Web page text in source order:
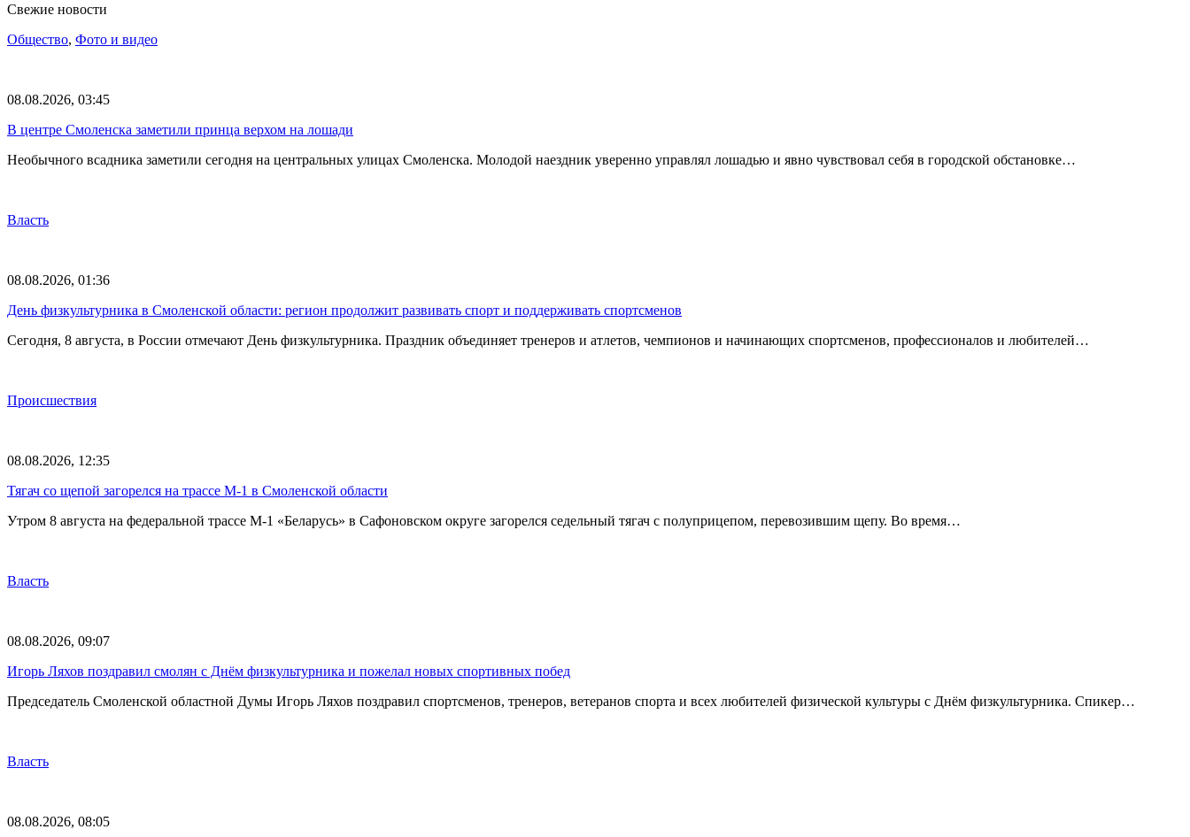
Свежие новости
Общество, Фото и видео
08.08.2026, 03:45
В центре Смоленска заметили принца верхом на лошади
Необычного всадника заметили сегодня на центральных улицах Смоленска. Молодой наездник уверенно управлял лошадью и явно чувствовал себя в городской обстановке…
Власть
08.08.2026, 01:36
День физкультурника в Смоленской области: регион продолжит развивать спорт и поддерживать спортсменов
Сегодня, 8 августа, в России отмечают День физкультурника. Праздник объединяет тренеров и атлетов, чемпионов и начинающих спортсменов, профессионалов и любителей…
Происшествия
08.08.2026, 12:35
Тягач со щепой загорелся на трассе М-1 в Смоленской области
Утром 8 августа на федеральной трассе М-1 «Беларусь» в Сафоновском округе загорелся седельный тягач с полуприцепом, перевозившим щепу. Во время…
Власть
08.08.2026, 09:07
Игорь Ляхов поздравил смолян с Днём физкультурника и пожелал новых спортивных побед
Председатель Смоленской областной Думы Игорь Ляхов поздравил спортсменов, тренеров, ветеранов спорта и всех любителей физической культуры с Днём физкультурника. Спикер…
Власть
08.08.2026, 08:05